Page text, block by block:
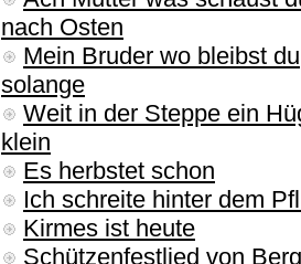
nach Osten
Mein Bruder wo bleibst du
solange
Weit in der Steppe ein
klein
Es herbstet schon
Ich schreite hinter dem
Kirmes ist heute
Schützenfestlied von